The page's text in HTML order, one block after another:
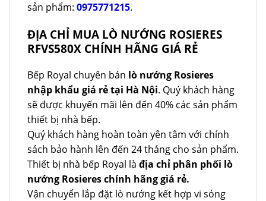
sản phẩm: 0975771215.
ĐỊA CHỈ MUA LÒ NƯỚNG ROSIERES
RFVS580X CHÍNH HÃNG GIÁ RẺ
Bếp Royal chuyên bán lò nướng Rosieres
nhập khẩu giá rẻ tại Hà Nội. Quý khách hàng
sẽ được khuyến mãi lên đến 40% các sản phẩm
thiết bị nhà bếp.
Quý khách hàng hoàn toàn yên tâm với chính
sách bảo hành lên đến 24 tháng cho sản phẩm.
Thiết bị nhà bếp Royal là địa chỉ phân phối lò
nướng Rosieres chính hãng giá rẻ.
Vận chuyển lắp đặt lò nướng kết hợp vi sóng